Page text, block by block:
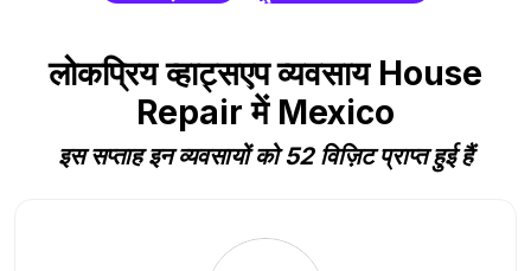
लोकप्रिय व्हाट्सएप व्यवसाय House
Repair में Mexico
इस सप्ताह इन व्यवसायों को 52 विज़िट प्राप्त हुई हैं